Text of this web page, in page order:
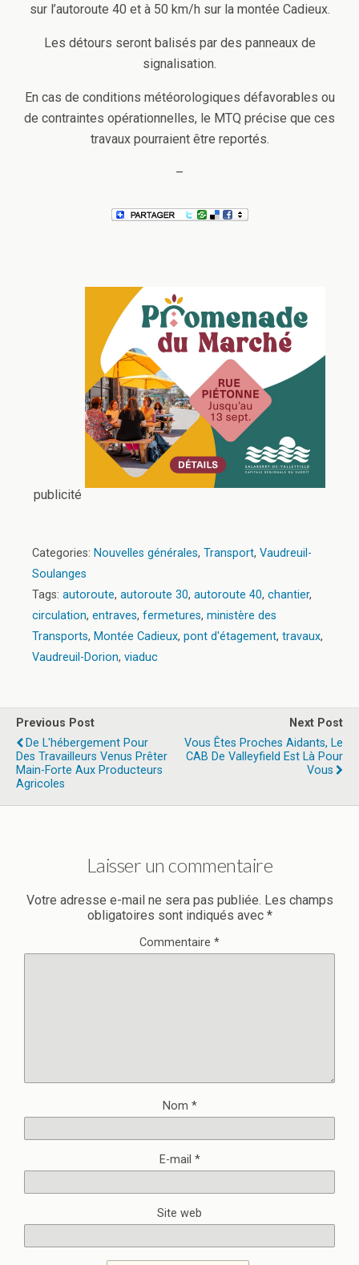
sur l’autoroute 40 et à 50 km/h sur la montée Cadieux.
Les détours seront balisés par des panneaux de
signalisation.
En cas de conditions météorologiques défavorables ou
de contraintes opérationnelles, le MTQ précise que ces
travaux pourraient être reportés.
–
publicité
Categories: Nouvelles générales, Transport, Vaudreuil-
Soulanges
Tags: autoroute, autoroute 30, autoroute 40, chantier,
circulation, entraves, fermetures, ministère des
Transports, Montée Cadieux, pont d'étagement, travaux,
Vaudreuil-Dorion, viaduc
Previous Post
De L'hébergement Pour
Des Travailleurs Venus Prêter
Main-Forte Aux Producteurs
Agricoles
Next Post
Vous Êtes Proches Aidants, Le
CAB De Valleyfield Est Là Pour
Vous
Laisser un commentaire
Votre adresse e-mail ne sera pas publiée. Les champs
obligatoires sont indiqués avec *
Commentaire *
Nom *
E-mail *
Site web